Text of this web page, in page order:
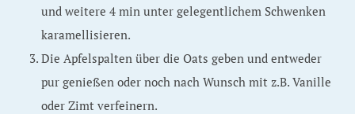
und weitere 4 min unter gelegentlichem Schwenken
karamellisieren.
Die Apfelspalten über die Oats geben und entweder
pur genießen oder noch nach Wunsch mit z.B. Vanille
oder Zimt verfeinern.